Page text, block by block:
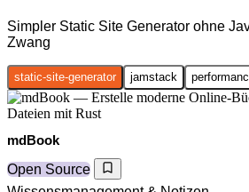
Simpler Static Site Generator ohne
Zwang
static-site-generator jamstack
mdBook
Open Source